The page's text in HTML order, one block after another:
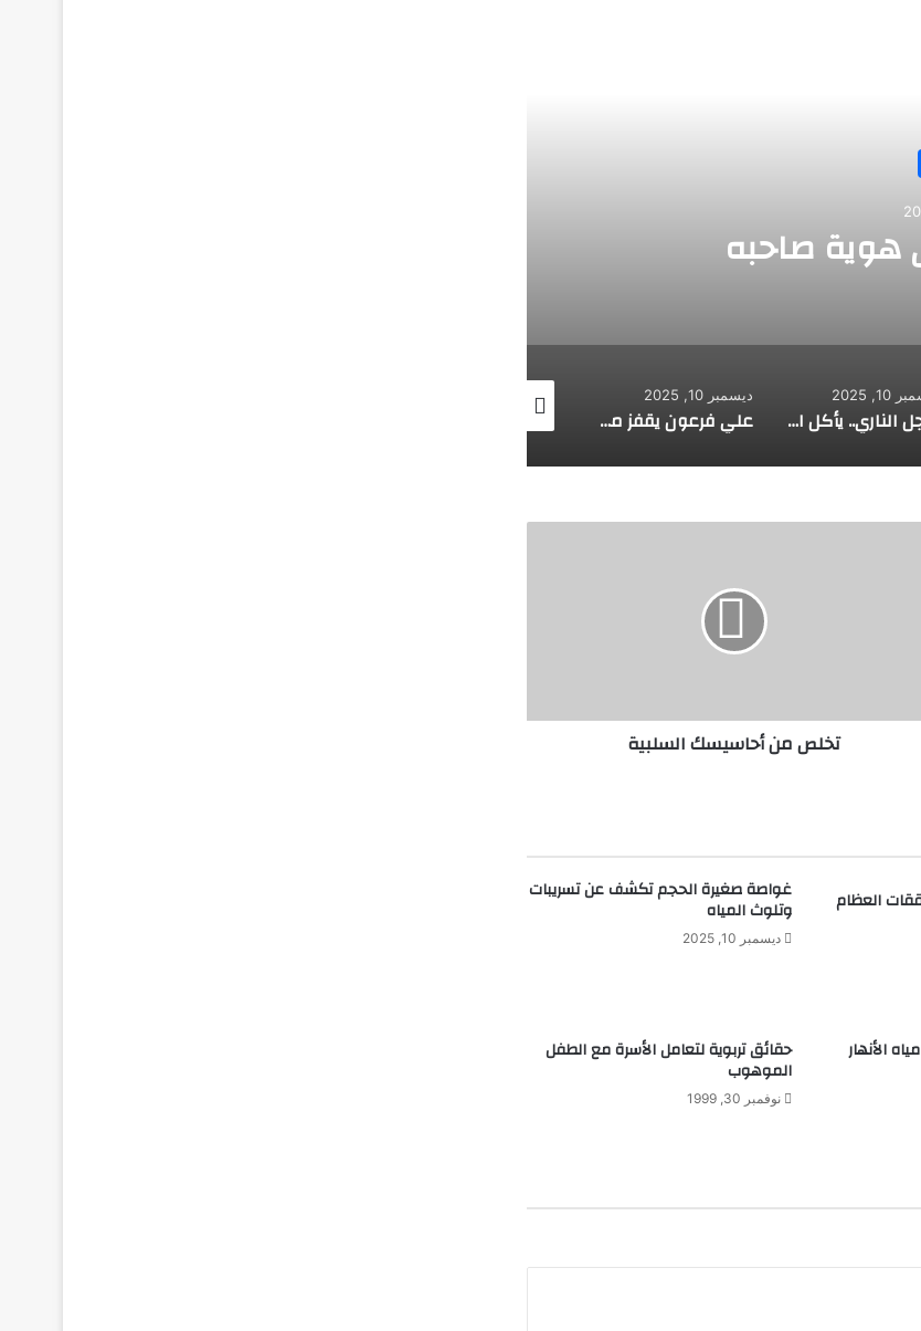
صاحبه
2025
الرجل الناري.. يأكل الجمر ويثني الحديد بأسنانه
ديسمبر 10, 2025
علي فرعون يقفز من الطابق العشرين ويأكل النار ويحطم سورا
ديسمبر 10, 2025
تخلص من أحاسيسك السلبية
العظام غواصة صغيرة الحجم تكشف عن تسريبات
وتلوث المياه
ديسمبر 10, 2025
الأنهار حقائق تربوية لتعامل الأسرة مع الطفل
الموهوب
نوفمبر 30, 1999